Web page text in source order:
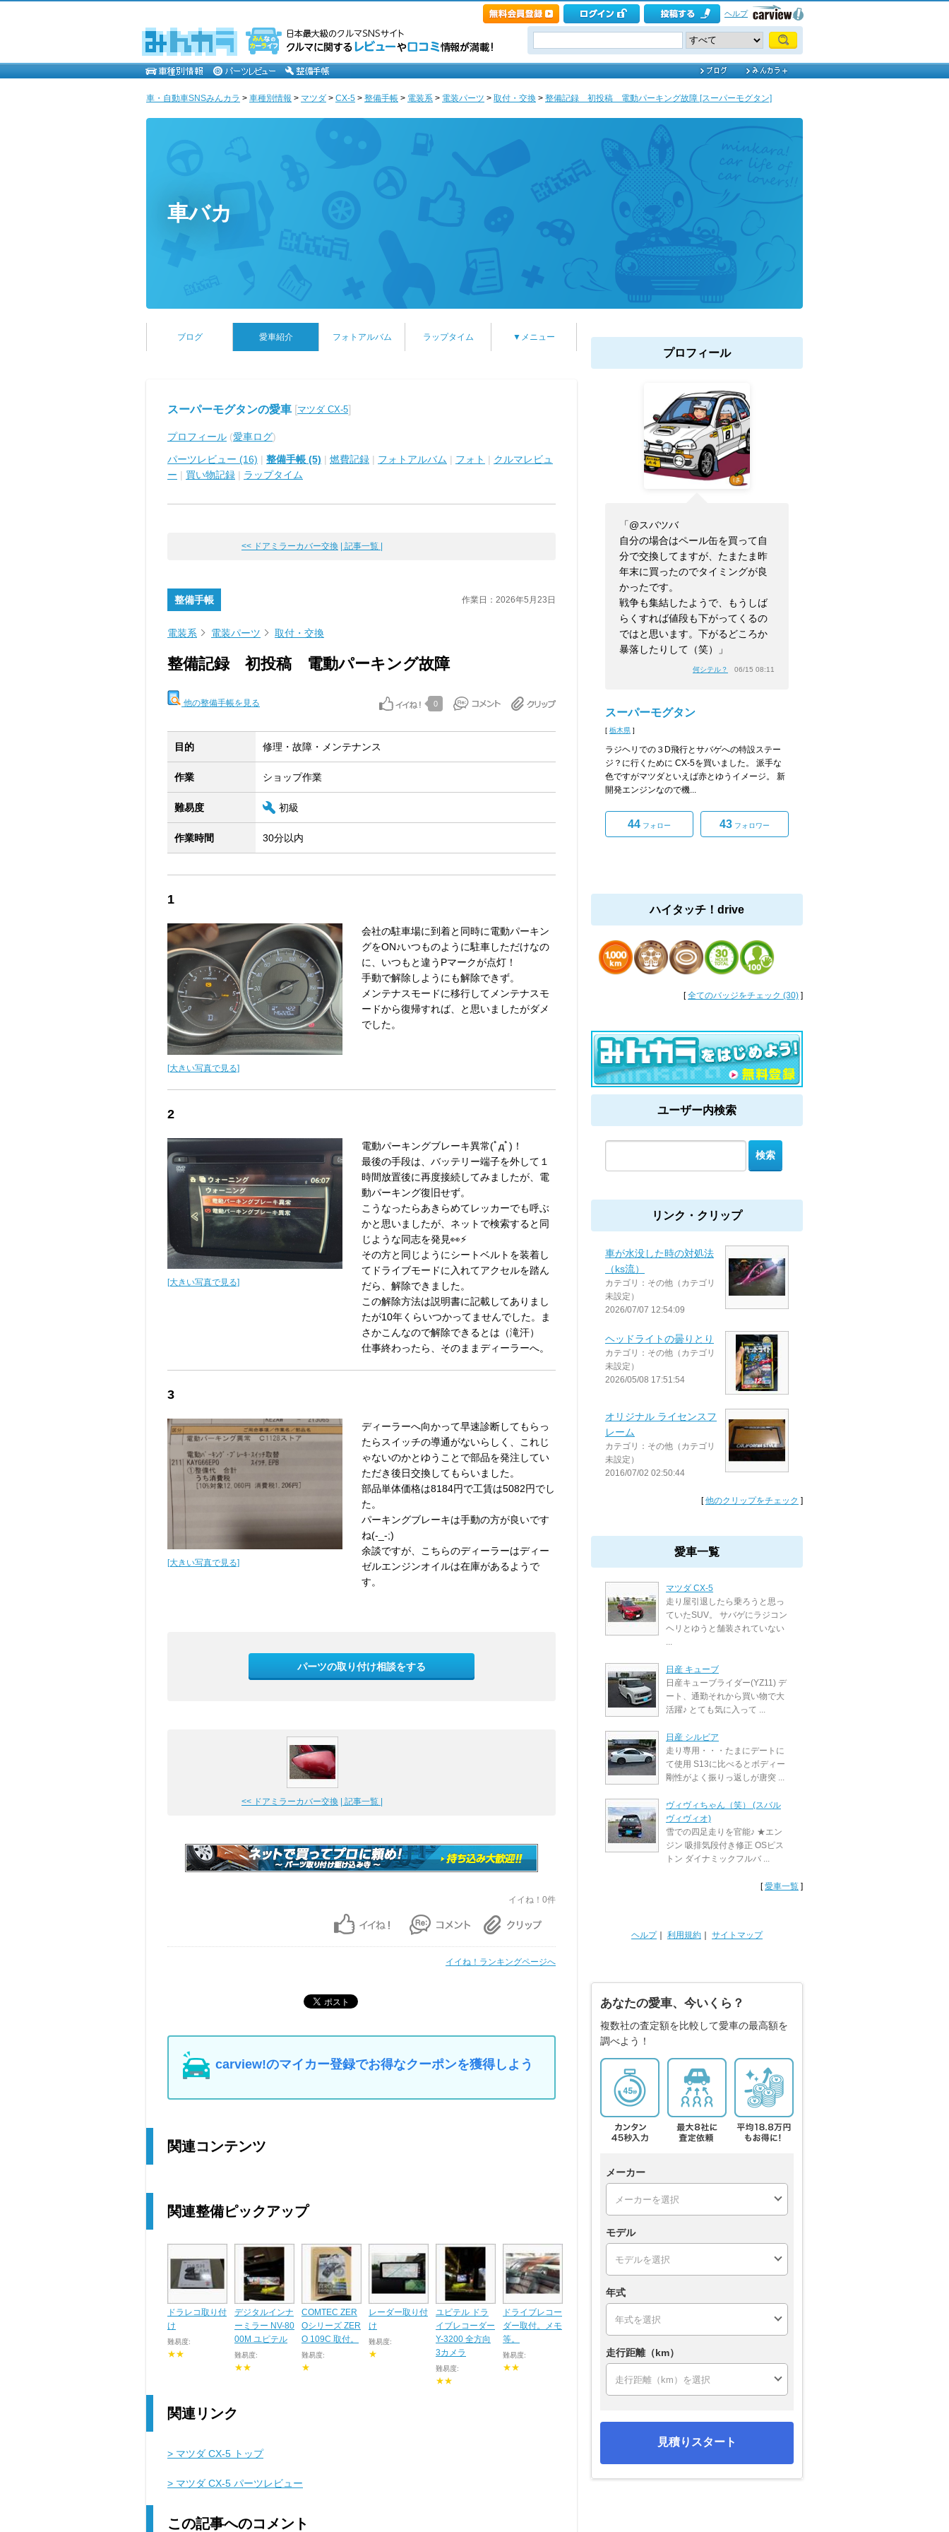
ヘルプ
車・自動車SNSみんカラ > 車種別情報 > マツダ > CX-5 > 整備手帳 > 電装系 > 電装パーツ > 取付・交換 > 整備記録 初投稿 電動パーキング故障 [スーパーモグタン]
車バカ
ブログ 愛車紹介 フォトアルバム ラップタイム ▼メニュー
スーパーモグタンの愛車 [マツダ CX-5]
プロフィール (愛車ログ)
パーツレビュー (16) | 整備手帳 (5) | 燃費記録 | フォトアルバム | フォト | クルマレビュ
ー | 買い物記録 | ラップタイム
<< ドアミラーカバー交換 | 記事一覧 |
整備手帳 作業日：2026年5月23日
電装系 電装パーツ 取付・交換
整備記録 初投稿 電動パーキング故障
他の整備手帳を見る 0
目的 修理・故障・メンテナンス
作業 ショップ作業
難易度 初級
作業時間 30分以内
1
[大きい写真で見る]
会社の駐車場に到着と同時に電動パーキン
グをON♪いつものように駐車しただけなの
に、いつもと違うPマークが点灯！
手動で解除しようにも解除できず。
メンテナスモードに移行してメンテナスモ
ードから復帰すれば、と思いましたがダメ
でした。
2
[大きい写真で見る]
電動パーキングブレーキ異常(ﾟдﾟ)！
最後の手段は、バッテリー端子を外して１
時間放置後に再度接続してみましたが、電
動パーキング復旧せず。
こうなったらあきらめてレッカーでも呼ぶ
かと思いましたが、ネットで検索すると同
じような同志を発見👀⚡️
その方と同じようにシートベルトを装着し
てドライブモードに入れてアクセルを踏ん
だら、解除できました。
この解除方法は説明書に記載してありまし
たが10年くらいつかってませんでした。ま
さかこんなので解除できるとは（滝汗）
仕事終わったら、そのままディーラーへ。
3
[大きい写真で見る]
ディーラーへ向かって早速診断してもらっ
たらスイッチの導通がないらしく、これじ
ゃないのかとゆうことで部品を発注してい
ただき後日交換してもらいました。
部品単体価格は8184円で工賃は5082円でし
た。
パーキングブレーキは手動の方が良いです
ね(-_-;)
余談ですが、こちらのディーラーはディー
ゼルエンジンオイルは在庫があるようで
す。
パーツの取り付け相談をする
<< ドアミラーカバー交換 | 記事一覧 |
イイね！0件
イイね！ランキングページへ
carview!のマイカー登録でお得なクーポンを獲得しよう
関連コンテンツ
関連整備ピックアップ
ドラレコ取り付
け
難易度:
★★
デジタルインナ
ーミラー NV-80
00M ユピテル
難易度:
★★
COMTEC ZER
Oシリーズ ZER
O 109C 取付。
難易度:
★
レーダー取り付
け
難易度:
★
ユピテル ドラ
イブレコーダー
Y-3200 全方向
3カメラ
難易度:
★★
ドライブレコー
ダー取付。メモ
等。
難易度:
★★
関連リンク
> マツダ CX-5 トップ
> マツダ CX-5 パーツレビュー
この記事へのコメント
プロフィール
「@スバツバ
自分の場合はペール缶を買って自
分で交換してますが、たまたま昨
年末に買ったのでタイミングが良
かったです。
戦争も集結したようで、もうしば
らくすれば値段も下がってくるの
ではと思います。下がるどころか
暴落したりして（笑）」
何シテル？ 06/15 08:11
スーパーモグタン
[ 栃木県 ]
ラジヘリでの３D飛行とサバゲへの特設ステー
ジ？に行くために CX-5を買いました。 派手な
色ですがマツダといえば赤とゆうイメージ。 新
開発エンジンなので機...
44 フォロー 43 フォロワー
ハイタッチ！drive
[全てのバッジをチェック (30) ]
ユーザー内検索
リンク・クリップ
車が水没した時の対処法
（ks流）
カテゴリ：その他（カテゴリ
未設定）
2026/07/07 12:54:09
ヘッドライトの曇りとり
カテゴリ：その他（カテゴリ
未設定）
2026/05/08 17:51:54
オリジナル ライセンスフ
レーム
カテゴリ：その他（カテゴリ
未設定）
2016/07/02 02:50:44
[他のクリップをチェック ]
愛車一覧
マツダ CX-5
走り屋引退したら乗ろうと思っ
ていたSUV。 サバゲにラジコン
ヘリとゆうと舗装されていない
...
日産 キューブ
日産キューブライダー(YZ11) デ
ート、通勤それから買い物で大
活躍♪ とても気に入って ...
日産 シルビア
走り専用・・・たまにデートに
て使用 S13に比べるとボディー
剛性がよく振りっ返しが唐突 ...
ヴィヴィちゃん（笑） (スバル
ヴィヴィオ)
雪での四足走りを官能♪ ★エン
ジン 吸排気段付き修正 OSピス
トン ダイナミックフルバ ...
[愛車一覧 ]
ヘルプ｜ 利用規約 サイトマップ
あなたの愛車、今いくら？
複数社の査定額を比較して愛車の最高額を
調べよう！
メーカー
モデル
年式
走行距離（km）
見積りスタート